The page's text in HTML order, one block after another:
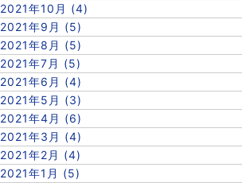
2021年10月 (4)
2021年9月 (5)
2021年8月 (5)
2021年7月 (5)
2021年6月 (4)
2021年5月 (3)
2021年4月 (6)
2021年3月 (4)
2021年2月 (4)
2021年1月 (5)